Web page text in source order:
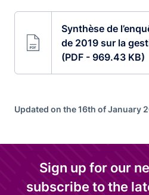
Synthèse de
de 2019 sur la
(PDF - 969.43 KB)
Updated on the 16th of January
Sign up for our
subscribe to the